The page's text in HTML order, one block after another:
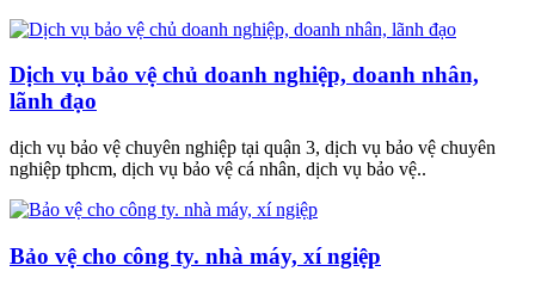
Dịch vụ bảo vệ chủ doanh nghiệp, doanh nhân,
lãnh đạo
dịch vụ bảo vệ chuyên nghiệp tại quận 3, dịch vụ bảo vệ chuyên
nghiệp tphcm, dịch vụ bảo vệ cá nhân, dịch vụ bảo vệ..
Bảo vệ cho công ty. nhà máy, xí ngiệp